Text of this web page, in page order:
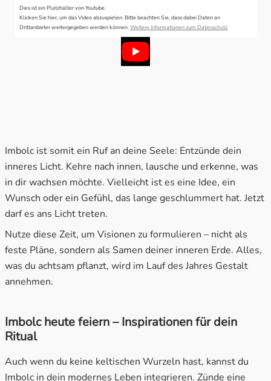
Dies ist ein Platzhalter von Youtube.
Klicken Sie hier, um das Video abzuspielen.Bitte beachten Sie, dass dabei Daten an
Drittanbieter weitergegeben werden können.Weitere Informationen zum Datenschutz
Imbolc ist somit ein Ruf an deine Seele: Entzünde dein
inneres Licht. Kehre nach innen, lausche und erkenne, was
in dir wachsen möchte. Vielleicht ist es eine Idee, ein
Wunsch oder ein Gefühl, das lange geschlummert hat. Jetzt
darf es ans Licht treten.
Nutze diese Zeit, um Visionen zu formulieren – nicht als
feste Pläne, sondern als Samen deiner inneren Erde. Alles,
was du achtsam pflanzt, wird im Lauf des Jahres Gestalt
annehmen.
Imbolc heute feiern – Inspirationen für dein
Ritual
Auch wenn du keine keltischen Wurzeln hast, kannst du
Imbolc in dein modernes Leben integrieren. Zünde eine